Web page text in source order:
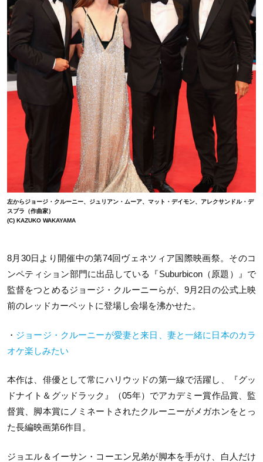
左からジョージ・クルーニー、ジュリアン・ムーア、マット・デイモン、アレクサンドル・デ
スプラ（作曲家）
(C) KAZUKO WAKAYAMA
8月30日より開催中の第74回ヴェネツィア国際映画祭。そのコ
ンペティション部門に出品している『Suburbicon（原題）』で
監督をつとめるジョージ・クルーニーらが、9月2日の公式上映
前のレッドカーペットに登場し会場を沸かせた。
・ ジョージ・クルーニーが愛妻と来日、妻と一緒に日本のカラ
オケ楽しみたい
本作は、俳優として常にハリウッドの第一線で活躍し、『グッ
ドナイト＆グッドラック』（05年）でアカデミー賞作品賞、監
督賞、脚本賞にノミネートされたクルーニーがメガホンをとっ
た長編映画第6作目。
ジョエル＆イーサン・コーエン兄弟が脚本を手がけ、白人だけ